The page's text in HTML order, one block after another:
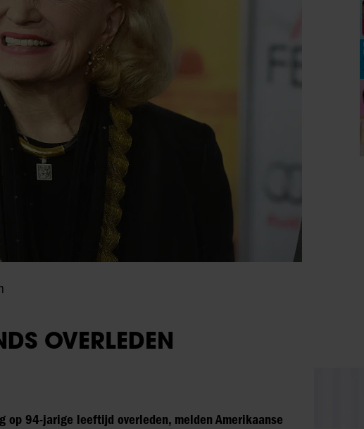
OVERLEDEN
op 94-jarige leeftijd overleden, melden Amerikaanse